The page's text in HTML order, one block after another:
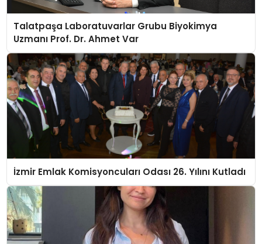
Talatpaşa Laboratuvarlar Grubu Biyokimya
Uzmanı Prof. Dr. Ahmet Var
İzmir Emlak Komisyoncuları Odası 26. Yılını Kutladı